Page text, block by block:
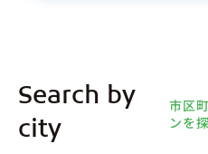
下記（1）～（13）におけ
し、また、利用目的を達成
Search by
city
市区
ンを